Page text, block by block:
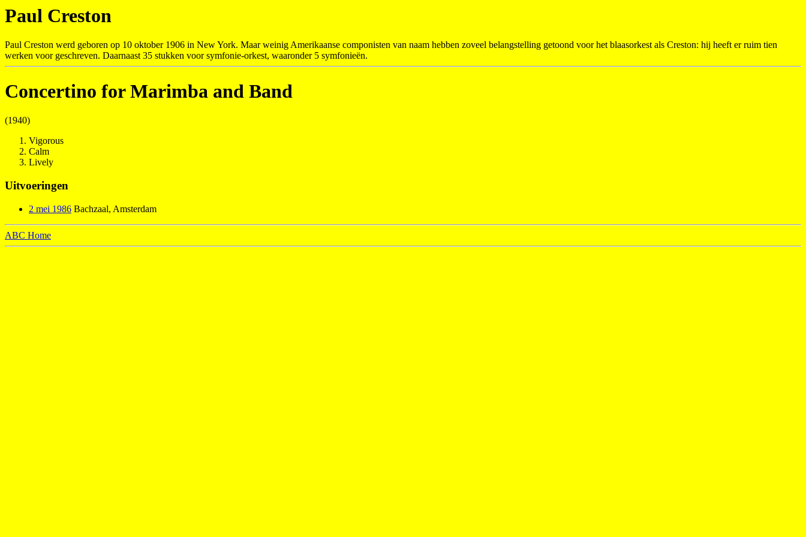
Paul Creston
Paul Creston werd geboren op 10 oktober 1906 in New York. Maar weinig Amerikaanse componisten van naam hebben zoveel belangstelling getoond voor het blaasorkest als Creston: hij heeft er ruim tien
werken voor geschreven. Daarnaast 35 stukken voor symfonie-orkest, waaronder 5 symfonieën.
Concertino for Marimba and Band
(1940)
Vigorous
Calm
Lively
Uitvoeringen
2 mei 1986 Bachzaal, Amsterdam
ABC Home